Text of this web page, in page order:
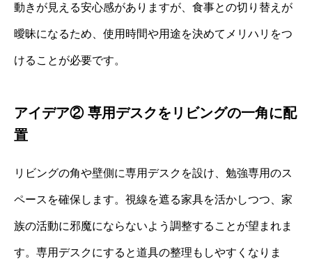
動きが見える安心感がありますが、食事との切り替えが
曖昧になるため、使用時間や用途を決めてメリハリをつ
けることが必要です。
アイデア② 専用デスクをリビングの一角に配
置
リビングの角や壁側に専用デスクを設け、勉強専用のス
ペースを確保します。視線を遮る家具を活かしつつ、家
族の活動に邪魔にならないよう調整することが望まれま
す。専用デスクにすると道具の整理もしやすくなりま